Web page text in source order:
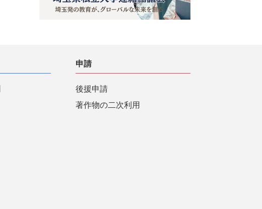
申請
後援申請
著作物の二次利用